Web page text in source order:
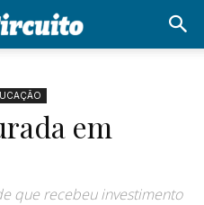
em
que recebeu investimento